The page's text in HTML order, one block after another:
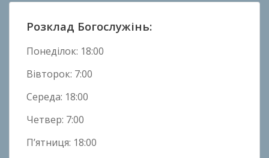
в
н
и
Розклад Богослужінь:
Понеділок: 18:00
Вівторок: 7:00
Середа: 18:00
Четвер: 7:00
П’ятниця: 18:00